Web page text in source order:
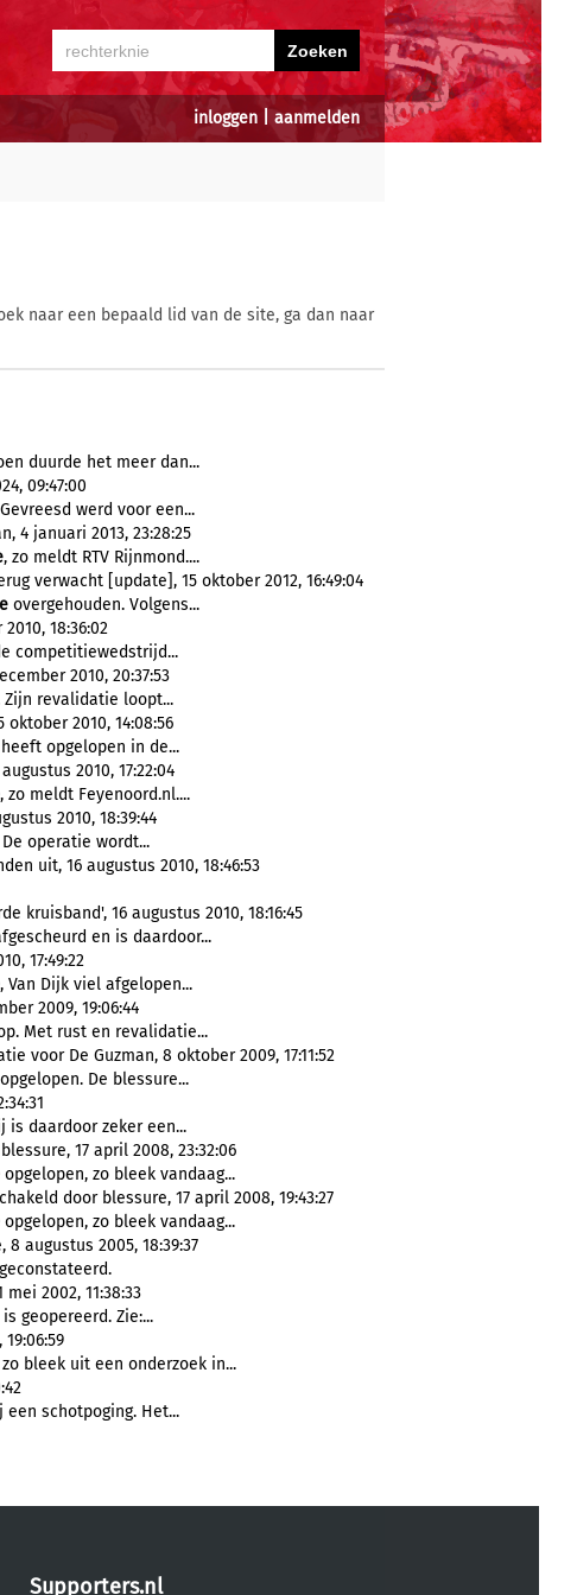
inloggen aanmelden
naar een bepaald lid van de site, ga dan naar
duurde het meer dan...
09:47:00
werd voor een...
4 januari 2013, 23:28:25
, zo meldt RTV Rijnmond....
verwacht [update], 15 oktober 2012, 16:49:04
overgehouden. Volgens...
18:36:02
competitiewedstrijd...
2010, 20:37:53
Zijn revalidatie loopt...
2010, 14:08:56
heeft opgelopen in de...
2010, 17:22:04
, zo meldt Feyenoord.nl....
2010, 18:39:44
De operatie wordt...
uit, 16 augustus 2010, 18:46:53
kruisband', 16 augustus 2010, 18:16:45
en is daardoor...
17:49:22
, Van Dijk viel afgelopen...
2009, 19:06:44
Met rust en revalidatie...
voor De Guzman, 8 oktober 2009, 17:11:52
De blessure...
is daardoor zeker een...
17 april 2008, 23:32:06
opgelopen, zo bleek vandaag...
door blessure, 17 april 2008, 19:43:27
opgelopen, zo bleek vandaag...
augustus 2005, 18:39:37
geconstateerd.
2002, 11:38:33
is geopereerd. Zie:...
zo bleek uit een onderzoek in...
een schotpoging. Het...
Supporters.nl